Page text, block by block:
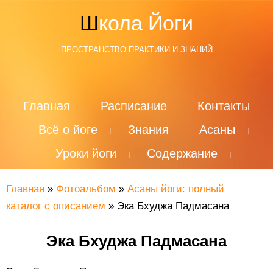
Школа Йоги
ПРОСТРАНСТВО ПРАКТИКИ И ЗНАНИЙ
Главная Расписание
Контакты
Всё о йоге
Знания
Асаны
Уроки йоги
Содержание
Главная » Фотоальбом » Асаны йоги: полный
каталог с описанием » Эка Бхуджа Падмасана
Эка Бхуджа Падмасана